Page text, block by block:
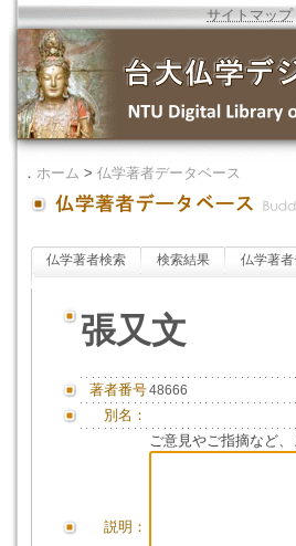
サイトマップ
． ホーム > 仏学著者データベース
仏学著者検索 検索結果 仏学著
張又文
著者番号48666
別名：
説明：
ご意見やご指摘など